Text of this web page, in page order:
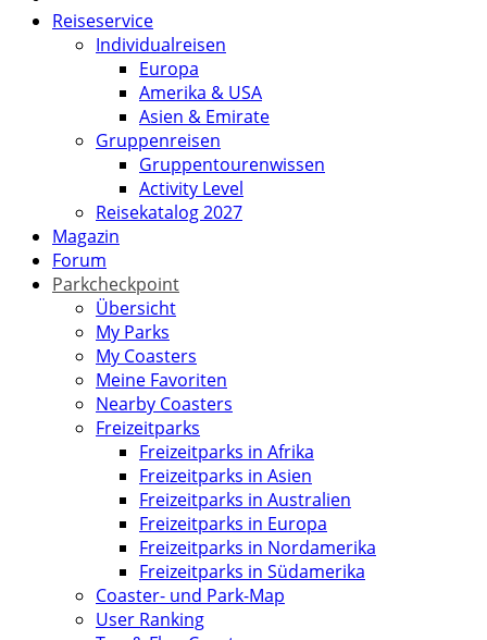
Reiseservice
Individualreisen
Europa
Amerika & USA
Asien & Emirate
Gruppenreisen
Gruppentourenwissen
Activity Level
Reisekatalog 2027
Magazin
Forum
Parkcheckpoint
Übersicht
My Parks
My Coasters
Meine Favoriten
Nearby Coasters
Freizeitparks
Freizeitparks in Afrika
Freizeitparks in Asien
Freizeitparks in Australien
Freizeitparks in Europa
Freizeitparks in Nordamerika
Freizeitparks in Südamerika
Coaster- und Park-Map
User Ranking